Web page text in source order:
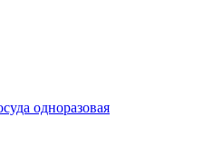
одноразовая